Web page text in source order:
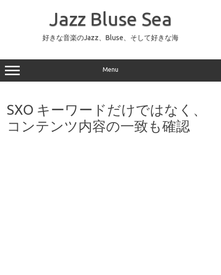
ッ
プ
Jazz Bluse Sea
好きな音楽のJazz、Bluse、そして好きな海
Menu
SXO キーワードだけではなく、
コンテンツ内容の一致も確認